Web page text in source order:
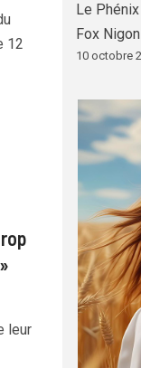
12
leur
Le
Fox
10 octobre